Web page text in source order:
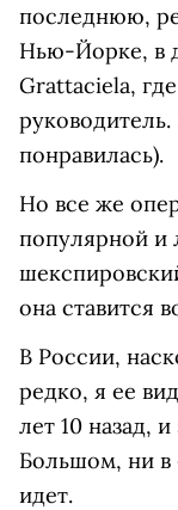
последнюю,
Нью-Йорке, в
Grattaciela,
понравилась).
Но все же
популярной и
она ставится
В России,
редко, я ее
лет 10 назад,
Большом, ни в
идет.